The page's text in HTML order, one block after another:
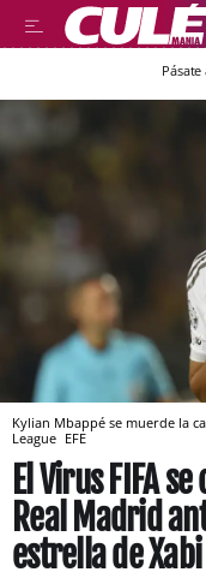
Pásate
Kylian Mbappé se muerde la
League EFE
El Virus FIFA
Real Madrid
estrella de